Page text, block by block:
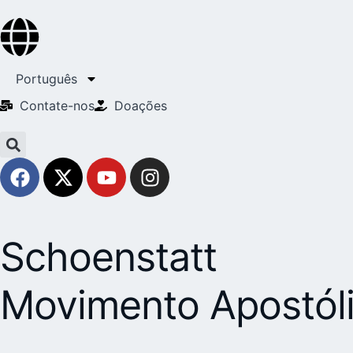
Português
Contate-nos
Doações
Schoenstatt
Movimento